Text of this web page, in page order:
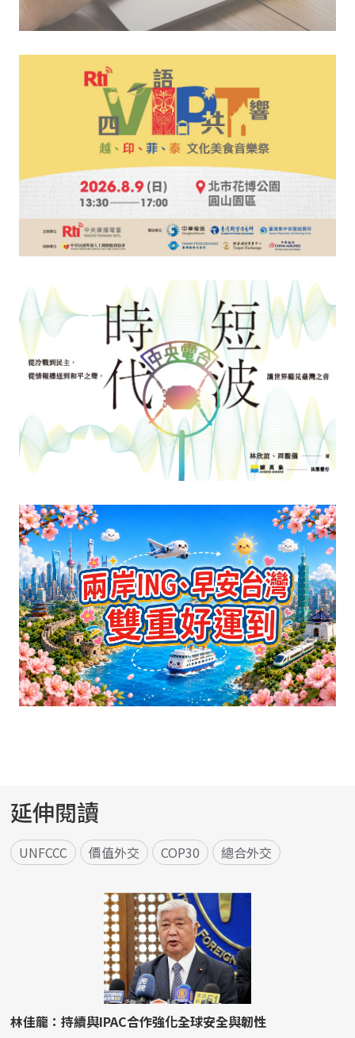
延伸閱讀
UNFCCC 價值外交 COP30 總合外交
林佳龍：持續與IPAC合作強化全球安全與韌性